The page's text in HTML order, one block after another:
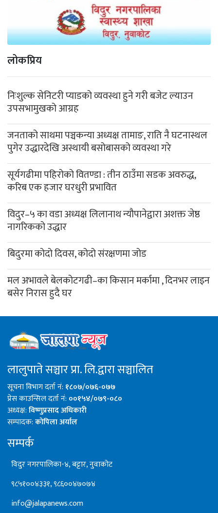
लोकप्रिय
निःशुल्क सेनिटरी प्याडको व्यवस्था हुने गरी बजेट ल्याउन
उपसभामुखको आग्रह
जनताको साथमा पञ्चकन्या अध्यक्ष तामाङ, राति नै घटनास्थल
पुगेर उद्धारदेखि अस्थायी बसोबासको व्यवस्था गरे
सूर्यगढीमा पहिरोको वितण्डा : तीन ठाउँमा सडक अवरुद्ध,
करिब एक हजार घरधुरी प्रभावित
विदुर–५ का वडा अध्यक्ष लिलानाथ न्यौपानेद्वारा अशक्त जेष्ठ
नागरिकको उद्धार
बिदुरमा कोदो दिवस, कोदो संरक्षणमा जोड
मल अभावले बेलकोटगढी–का किसान मर्कामा , दिनभर लाइन
बसेर निरास हुदै घर
लालुपाते सञ्चार प्रा. लि.द्वारा सञ्चालित
सूचना विभाग दर्ता नं: १८०७/०७६-०७७
प्रेस काउन्सिल दर्ता नं: ००१५४/०७९-०८०
अध्यक्ष:विष्णुप्रसाद अधिकारी
सम्पादक:कोपिला अर्याल
सम्पर्क
विदुर नगरपालिका-४, बट्टार, नुवाकोट
९८५१००४३३१, ९८६००४७०७४
info@jalapanews.com